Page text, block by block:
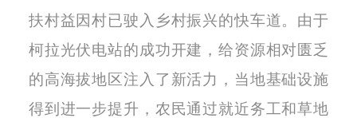
扶村益因村已驶入乡村振兴的快车道。由于
柯拉光伏电站的成功开建，给资源相对匮乏
的高海拔地区注入了新活力，当地基础设施
得到进一步提升，农民通过就近务工和草地